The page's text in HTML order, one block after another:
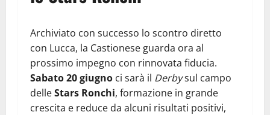
Archiviato con successo lo scontro diretto
con Lucca, la Castionese guarda ora al
prossimo impegno con rinnovata fiducia.
Sabato 20 giugno ci sarà il Derbysul campo
delleStars Ronchi, formazione in grande
crescita e reduce da alcuni risultati positivi,